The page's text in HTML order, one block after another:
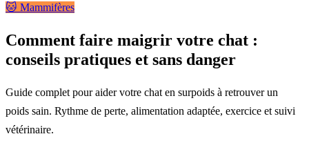
🐱 Mammifères
Comment faire maigrir votre chat :
conseils pratiques et sans danger
Guide complet pour aider votre chat en surpoids à retrouver un
poids sain. Rythme de perte, alimentation adaptée, exercice et suivi
vétérinaire.